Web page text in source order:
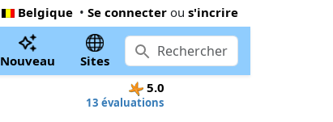
Belgique • Se connecter ou s'incrire
Nouveau
Sites
5.0
13 évaluations